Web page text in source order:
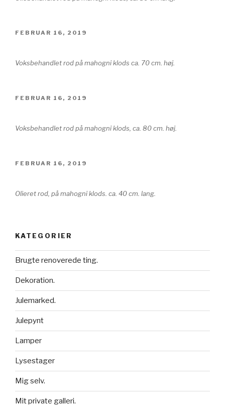
UDGIVET
FEBRUAR 16, 2019
Voksbehandlet rod på mahogni klods ca. 70 cm. høj.
UDGIVET
FEBRUAR 16, 2019
Voksbehandlet rod på mahogni klods, ca. 80 cm. høj.
UDGIVET
FEBRUAR 16, 2019
Olieret rod, på mahogni klods. ca. 40 cm. lang.
KATEGORIER
Brugte renoverede ting.
Dekoration.
Julemarked.
Julepynt
Lamper
Lysestager
Mig selv.
Mit private galleri.